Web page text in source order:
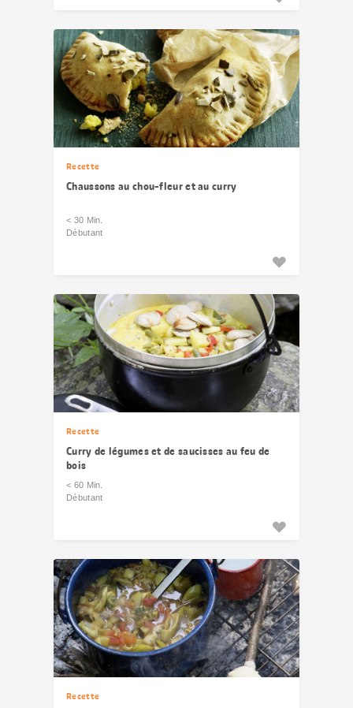
Recette
Chaussons au chou-fleur et au curry
< 30 Min.
Débutant
Recette
Curry de légumes et de saucisses au feu de
bois
< 60 Min.
Débutant
Recette